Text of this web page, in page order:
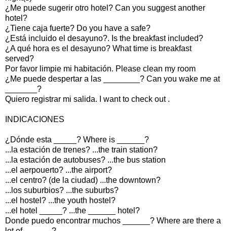
¿Me puede sugerir otro hotel? Can you suggest another
hotel?
¿Tiene caja fuerte? Do you have a safe?
¿Está incluido el desayuno?. Is the breakfast included?
¿A qué hora es el desayuno? What time is breakfast
served?
Por favor limpie mi habitación. Please clean my room
¿Me puede despertar a las ________? Can you wake me at
_______?
Quiero registrar mi salida. I want to check out .
INDICACIONES
¿Dónde esta _____? Where is ______?
...la estación de trenes? ...the train station?
...la estación de autobuses? ...the bus station
...el aerpouerto? ...the airport?
...el centro? (de la ciudad) ...the downtown?
...los suburbios? ...the suburbs?
...el hostel? ...the youth hostel?
...el hotel _____? ...the ______ hotel?
Donde puedo encontrar muchos ______? Where are there a